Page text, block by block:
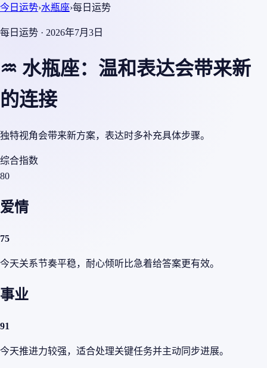
今日运势›水瓶座›每日运势
每日运势 · 2026年7月3日
♒ 水瓶座：温和表达会带来新
的连接
独特视角会带来新方案，表达时多补充具体步骤。
综合指数
80
爱情
75
今天关系节奏平稳，耐心倾听比急着给答案更有效。
事业
91
今天推进力较强，适合处理关键任务并主动同步进展。